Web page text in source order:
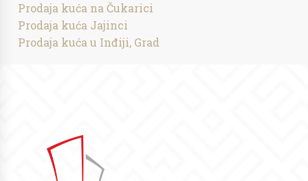
Prodaja kuća na Čukarici
Prodaja kuća Jajinci
Prodaja kuća u Inđiji, Grad